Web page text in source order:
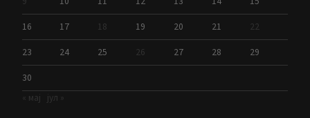
16 17 18 19 20 21 22
23 24 25 26 27 28 29
30
« мај
јул »